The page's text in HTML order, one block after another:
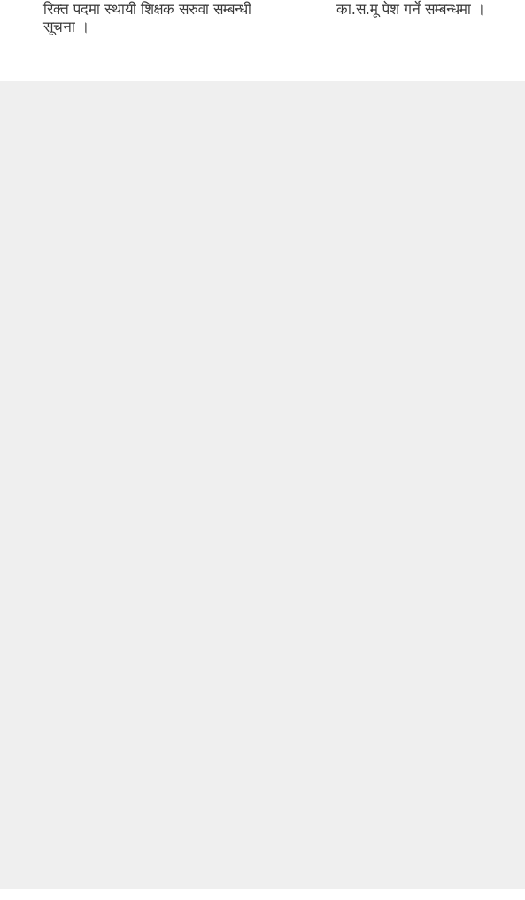
रिक्त पदमा स्थायी शिक्षक सरुवा सम्बन्धी
सूचना ।
का.स.मू पेश गर्ने सम्बन्धमा ।